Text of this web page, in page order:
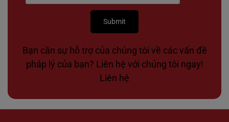
Bạn cần sự hỗ trợ của chúng tôi về các vấn đề
pháp lý của bạn? Liên hệ với chúng tôi ngay!
Liên hệ